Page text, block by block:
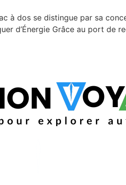
à dos se distingue par sa
d’Énergie Grâce au port de